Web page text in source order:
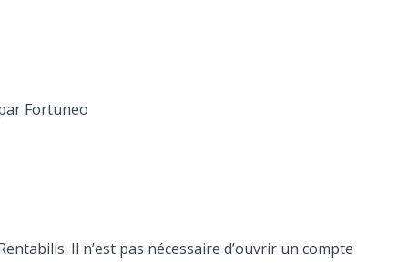
Fortuneo
Il n’est pas nécessaire d’ouvrir un compte